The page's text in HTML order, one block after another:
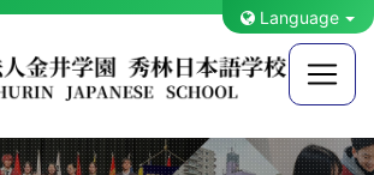
Language